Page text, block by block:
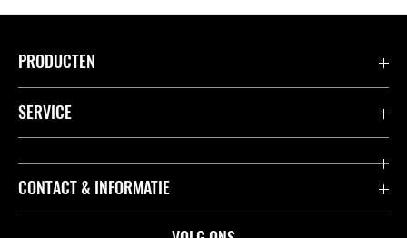
PRODUCTEN
Accessoires & Onderdelen
Motoren
SERVICE
K-Care Fabrieksgarantie
CONTACT & INFORMATIE